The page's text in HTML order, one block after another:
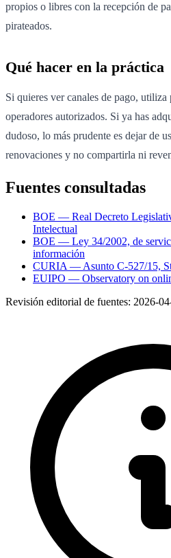
propios o libres con la recepción de
pirateados.
Qué hacer en la práctica
Si quieres ver canales de pago,
operadores autorizados. Si ya has
dudoso, lo más prudente es dejar de
renovaciones y no compartirla ni
Fuentes consultadas
BOE — Real Decreto
Intelectual
BOE — Ley 34/2002, de
información
CURIA — Asunto C-527/15,
EUIPO — Observatory on
Revisión editorial de fuentes: 2026-